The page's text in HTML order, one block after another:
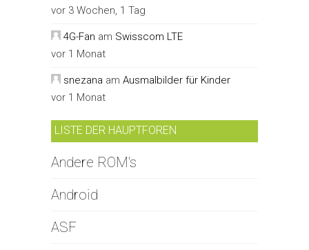
vor 3 Wochen, 1 Tag
4G-Fan am Swisscom LTE
vor 1 Monat
snezana am Ausmalbilder für Kinder
vor 1 Monat
LISTE DER HAUPTFOREN
Andere ROM's
Android
ASF